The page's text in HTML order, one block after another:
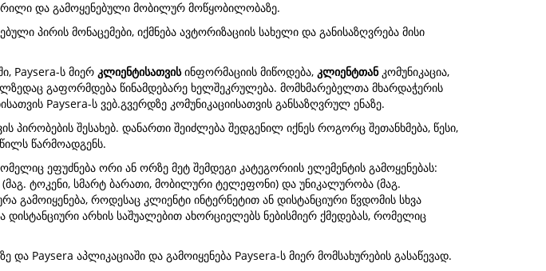
და გამოყენებული მობილურ მოწყობილობაზე.
პირის მონაცემები, იქმნება ავტორიზაციის სახელი და განისაზღვრება მისი
Paysera-ს მიერ კლიენტისათვისინფორმაციის მიწოდება, კლიენტთანკომუნიკაცია,
გაფორმდება წინამდებარე ხელშეკრულება. მომხმარებელთა მხარდაჭერის
Paysera-ს ვებ.გვერდზე კომუნიკაციისათვის განსაზღვრულ ენაზე.
პირობების შესახებ. დანართი შეიძლება შედგენილ იქნეს როგორც შეთანხმება, წესი,
წარმოადგენს.
ეფუძნება ორი ან ორზე მეტ შემდეგი კატეგორიის ელემენტის გამოყენებას:
ტოკენი, სმარტ ბარათი, მობილური ტელეფონი) და უნიკალურობა (მაგ.
როდესაც კლიენტი ინტერნეტით ან დისტანციური წვდომის სხვა
არხის საშუალებით ახორციელებს ნებისმიერ ქმედებას, რომელიც
Paysera აპლიკაციაში და გამოიყენება Paysera-ს მიერ მომსახურების გასაწევად.